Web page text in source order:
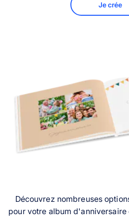
Puzzle photo
Inspiration
Collection Voyage 🌊
Découvrez nombreuses
pour votre album
Je crée